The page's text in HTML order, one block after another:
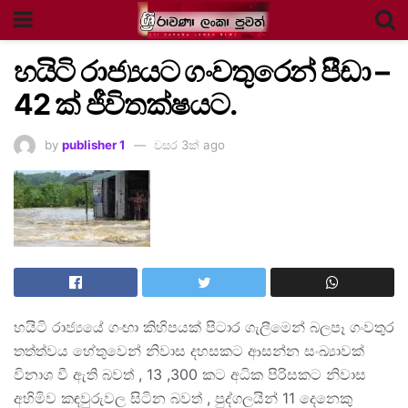
හයිටි රාජ්‍යයට ගංවතුරෙන් පීඩා –
42 ක් ජීවිතක්ෂයට.
by publisher 1 වසර 3ක් ago
හයිටි රාජ්‍යයේ ගංඟා කිහිපයක් පිටාර ගැලීමෙන් බලපෑ ගංවතුර
තත්ත්වය හේතුවෙන් නිවාස දහසකට ආසන්න සංඛ්‍යාවක්
විනාශ වී ඇති බවත් , 13 ,300 කට අධික පිරිසකට නිවාස
අහිමිව කඳවුරුවල සිටින බවත් , පුද්ගලයින් 11 දෙනෙකු